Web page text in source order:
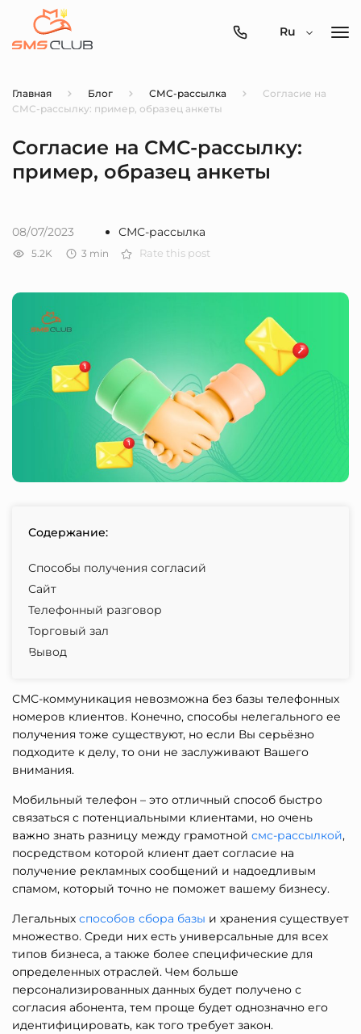
0800-
Ru
Главная Блог СМС-рассылка
Согласие на
СМС-рассылку: пример, образец анкеты
Согласие на СМС-рассылку:
пример, образец анкеты
08/07/2023 СМС-рассылка
5.2K 3 min Rate this post
Содержание:
Способы получения согласий
Сайт
Телефонный разговор
Торговый зал
Вывод
СМС-коммуникация невозможна без базы телефонных
номеров клиентов. Конечно, способы нелегального ее
получения тоже существуют, но если Вы серьёзно
подходите к делу, то они не заслуживают Вашего
внимания.
Мобильный телефон – это отличный способ быстро
связаться с потенциальными клиентами, но очень
важно знать разницу между грамотной смс-рассылкой,
посредством которой клиент дает согласие на
получение рекламных сообщений и надоедливым
спамом, который точно не поможет вашему бизнесу.
Легальных способов сбора базы и хранения существует
множество. Среди них есть универсальные для всех
типов бизнеса, а также более специфические для
определенных отраслей. Чем больше
персонализированных данных будет получено с
согласия абонента, тем проще будет однозначно его
идентифицировать, как того требует закон.